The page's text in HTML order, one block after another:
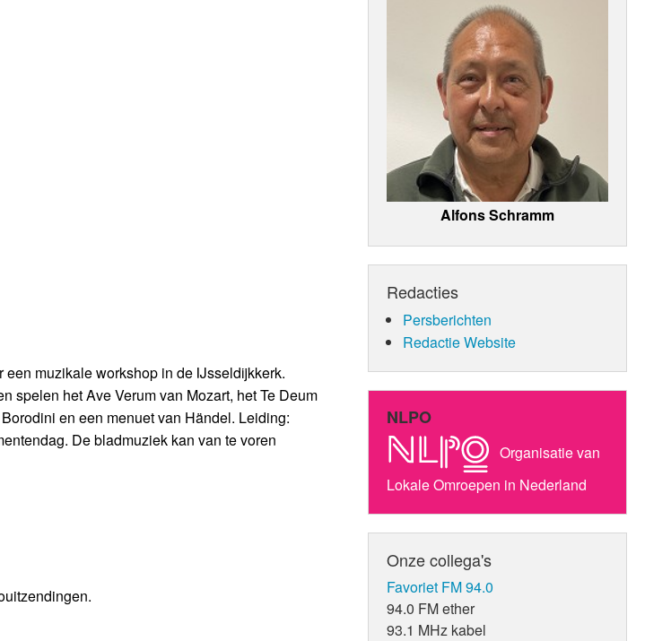
muzikale workshop in de IJsseldijkkerk.
spelen het Ave Verum van Mozart, het Te Deum
en een menuet van Händel. Leiding:
De bladmuziek kan van te voren
Alfons Schramm
Redacties
Persberichten
Redactie Website
NLPO
Organisatie van
Lokale Omroepen in Nederland
Onze collega's
Favoriet FM 94.0
94.0 FM ether
93.1 MHz kabel